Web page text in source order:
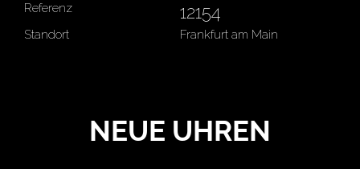
Referenz
12154
Standort Frankfurt am Main
NEUE UHREN